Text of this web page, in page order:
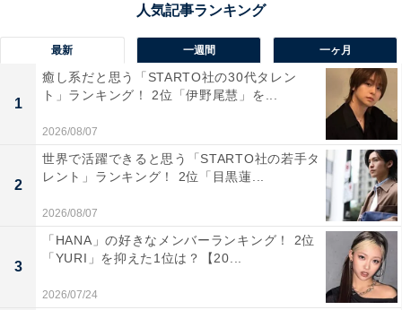
1位：清水寺／99票
京都市東山区にある「清水寺」は、西暦778年に創建さ
れた、長い歴史を誇る古刹です。本堂の「清水の舞台」
から眺める京都市街の景色は圧巻で、春の桜や秋の紅葉
の名所としても知られ、季節を問わず多くの観光客が訪
れます。境内には音羽の滝や三重塔、縁結びで有名な地
主神社など、見どころも数多く点在しています。
最新 一週間 一ヶ月
1
癒し系だと思う「STARTO社の30代タレン
ト」ランキング！ 2位「伊野尾慧」を...
2026/08/07
2
世界で活躍できると思う「STARTO社の若手タ
レント」ランキング！ 2位「目黒蓮...
2026/08/07
3
「HANA」の好きなメンバーランキング！ 2位
「YURI」を抑えた1位は？【20...
2026/07/24